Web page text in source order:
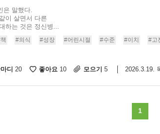
은 말했다.
이 살면서 다른
하는 것은 정신병...
#의식 #성장 #어린시절 #수준 #이치 #고
디 20 좋아요 10 모으기 5 2026.3.19.
1